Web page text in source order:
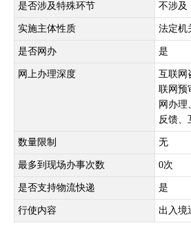
是否涉及特殊环节 不涉及
实施主体性质 法定机
是否网办 是
网上办理深度
互联网
联网预
网办理
反馈、
数量限制 无
最多到现场办事次数 0次
是否支持物流快递 是
行使内容 出入境